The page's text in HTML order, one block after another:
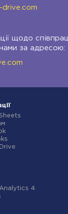
щодо
за адресою:
(ChatGPT)
Analytics 4